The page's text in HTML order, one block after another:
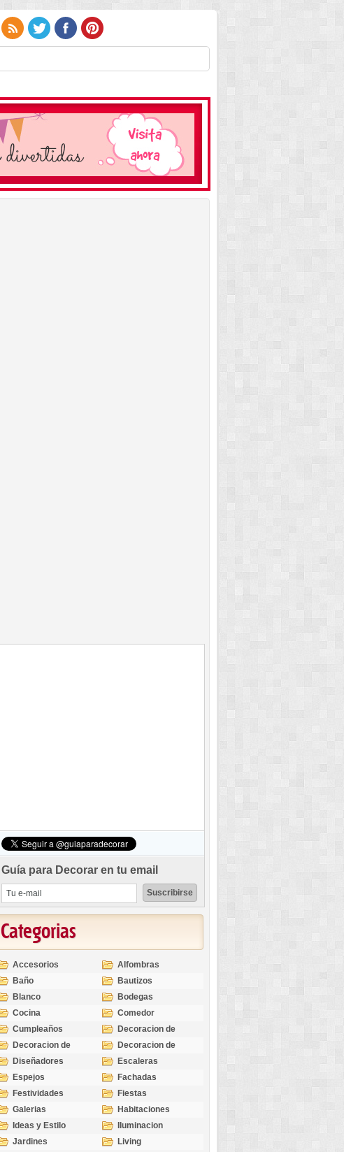
Guía para Decorar en tu email
Categorias
Accesorios
Alfombras
Baño
Bautizos
Blanco
Bodegas
Cocina
Comedor
Cumpleaños
Decoracion de
Exteriores
Decoracion de
Interiores
Decoracion de
Ocasiones
Diseñadores
Escaleras
Espejos
Fachadas
Festividades
Fiestas
Galerias
Habitaciones
Ideas y Estilo
Iluminacion
Jardines
Living